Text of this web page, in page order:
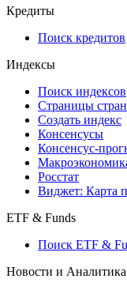
Кредиты
Поиск кредитов
Индексы
Поиск индексов
Страницы стран
Создать индекс
Консенсусы
Консенсус-
Росстат
Виджет: Карта
ETF & Funds
Поиск ETF &
Новости и Аналитика